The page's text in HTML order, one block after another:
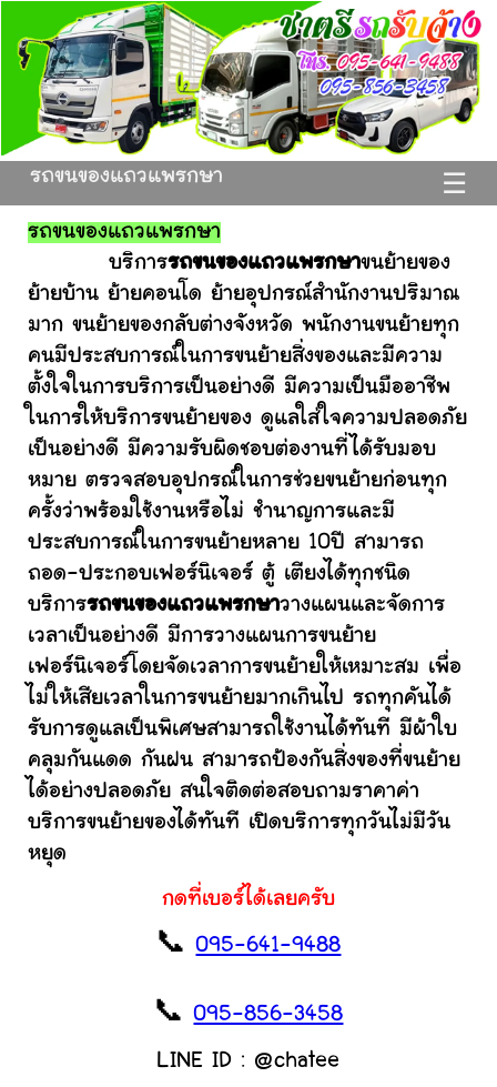
☰
รถขนของแถวแพรกษา
รถขนของแถวแพรกษา
บริการรถขนของแถวแพรกษาขนย้ายของ
ย้ายบ้าน ย้ายคอนโด ย้ายอุปกรณ์สำนักงานปริมาณ
มาก ขนย้ายของกลับต่างจังหวัด พนักงานขนย้ายทุก
คนมีประสบการณ์ในการขนย้ายสิ่งของและมีความ
ตั้งใจในการบริการเป็นอย่างดี มีความเป็นมืออาชีพ
ในการให้บริการขนย้ายของ ดูแลใส่ใจความปลอดภัย
เป็นอย่างดี มีความรับผิดชอบต่องานที่ได้รับมอบ
หมาย ตรวจสอบอุปกรณ์ในการช่วยขนย้ายก่อนทุก
ครั้งว่าพร้อมใช้งานหรือไม่ ชำนาญการและมี
ประสบการณ์ในการขนย้ายหลาย 10ปี สามารถ
ถอด-ประกอบเฟอร์นิเจอร์ ตู้ เตียงได้ทุกชนิด
บริการรถขนของแถวแพรกษาวางแผนและจัดการ
เวลาเป็นอย่างดี มีการวางแผนการขนย้าย
เฟอร์นิเจอร์โดยจัดเวลาการขนย้ายให้เหมาะสม เพื่อ
ไม่ให้เสียเวลาในการขนย้ายมากเกินไป รถทุกคันได้
รับการดูแลเป็นพิเศษสามารถใช้งานได้ทันที มีผ้าใบ
คลุมกันแดด กันฝน สามารถป้องกันสิ่งของที่ขนย้าย
ได้อย่างปลอดภัย สนใจติดต่อสอบถามราคาค่า
บริการขนย้ายของได้ทันที เปิดบริการทุกวันไม่มีวัน
หยุด
กดที่เบอร์ได้เลยครับ
📞095-641-9488
📞095-856-3458
LINE ID : @chatee